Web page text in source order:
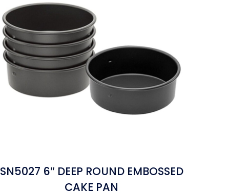
SN5027 6″ DEEP ROUND EMBOSSED
CAKE PAN